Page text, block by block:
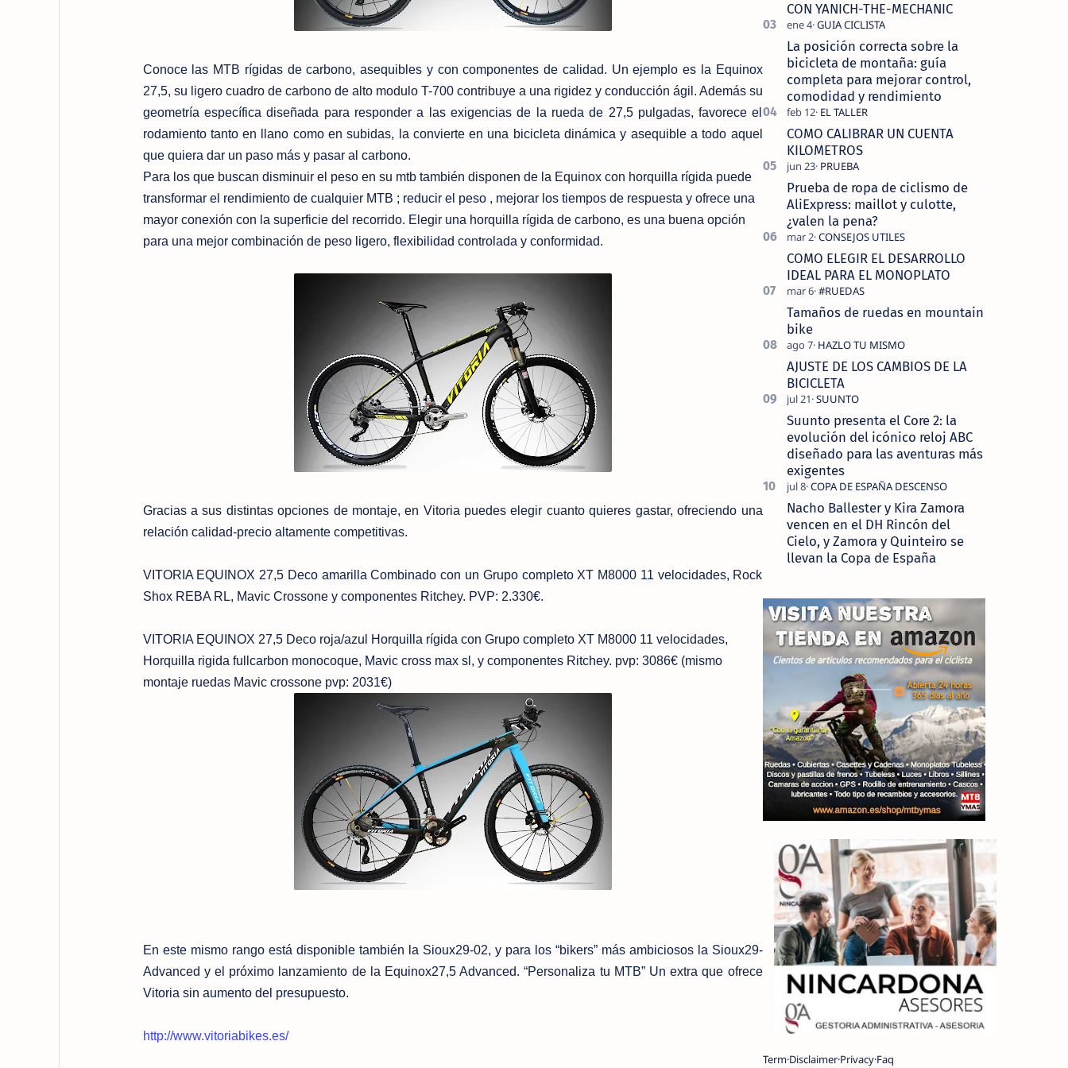
Conoce las MTB rígidas de carbono, asequibles y con componentes de calidad. Un ejemplo es la Equinox
27,5, su ligero cuadro de carbono de alto modulo T-700 contribuye a una rigidez y conducción ágil. Además su
geometría específica diseñada para responder a las exigencias de la rueda de 27,5 pulgadas, favorece el
rodamiento tanto en llano como en subidas, la convierte en una bicicleta dinámica y asequible a todo aquel
que quiera dar un paso más y pasar al carbono.
Para los que buscan disminuir el peso en su mtb también disponen de la Equinox con horquilla rígida puede
transformar el rendimiento de cualquier MTB ; reducir el peso , mejorar los tiempos de respuesta y ofrece una
mayor conexión con la superficie del recorrido. Elegir una horquilla rígida de carbono, es una buena opción
para una mejor combinación de peso ligero, flexibilidad controlada y conformidad.
Gracias a sus distintas opciones de montaje, en Vitoria puedes elegir cuanto quieres gastar, ofreciendo una
relación calidad-precio altamente competitivas.
VITORIA EQUINOX 27,5 Deco amarilla Combinado con un Grupo completo XT M8000 11 velocidades, Rock
Shox REBA RL, Mavic Crossone y componentes Ritchey. PVP: 2.330€.
VITORIA EQUINOX 27,5 Deco roja/azul Horquilla rígida con Grupo completo XT M8000 11 velocidades,
Horquilla rigida fullcarbon monocoque, Mavic cross max sl, y componentes Ritchey. pvp: 3086€ (mismo
montaje ruedas Mavic crossone pvp: 2031€)
En este mismo rango está disponible también la Sioux29-02, y para los “bikers” más ambiciosos la Sioux29-
Advanced y el próximo lanzamiento de la Equinox27,5 Advanced.“Personaliza tu MTB” Un extra que ofrece
Vitoria sin aumento del presupuesto.
http://www.vitoriabikes.es/
CON YANICH-THE-MECHANIC
La posición correcta sobre la
bicicleta de montaña: guía
completa para mejorar control,
comodidad y rendimiento
COMO CALIBRAR UN CUENTA
KILOMETROS
Prueba de ropa de ciclismo de
AliExpress: maillot y culotte,
¿valen la pena?
COMO ELEGIR EL DESARROLLO
IDEAL PARA EL MONOPLATO
Tamaños de ruedas en mountain
bike
AJUSTE DE LOS CAMBIOS DE LA
BICICLETA
Suunto presenta el Core 2: la
evolución del icónico reloj ABC
diseñado para las aventuras más
exigentes
Nacho Ballester y Kira Zamora
vencen en el DH Rincón del
Cielo, y Zamora y Quinteiro se
llevan la Copa de España
TermDisclaimerPrivacyFaq